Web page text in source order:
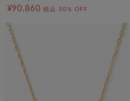
¥90,860 税込 30% OFF